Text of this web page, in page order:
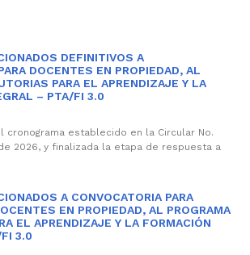
DEFINITIVOS A
DOCENTES EN PROPIEDAD, AL
PARA EL APRENDIZAJE Y LA
– PTA/FI 3.0
cronograma establecido en la Circular No.
2026, y finalizada la etapa de respuesta a
A CONVOCATORIA PARA
EN PROPIEDAD, AL PROGRAMA
EL APRENDIZAJE Y LA FORMACIÓN
3.0